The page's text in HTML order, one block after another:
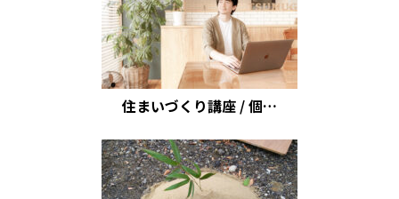
住まいづくり講座 / 個…